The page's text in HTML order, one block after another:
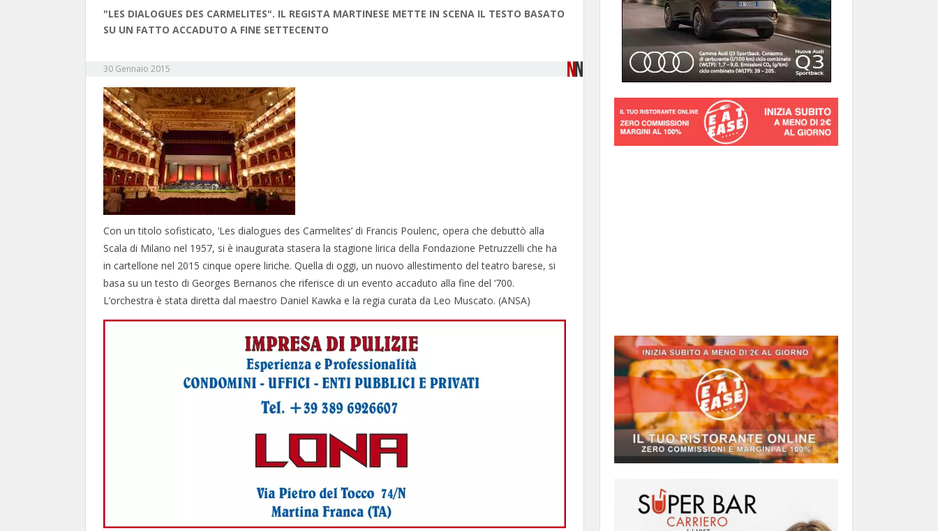
"LES DIALOGUES DES CARMELITES". IL REGISTA MARTINESE METTE IN SCENA IL TESTO BASATO
SU UN FATTO ACCADUTO A FINE SETTECENTO
30 Gennaio 2015
Con un titolo sofisticato, ‘Les dialogues des Carmelites’ di Francis Poulenc, opera che debuttò alla
Scala di Milano nel 1957, si è inaugurata stasera la stagione lirica della Fondazione Petruzzelli che ha
in cartellone nel 2015 cinque opere liriche. Quella di oggi, un nuovo allestimento del teatro barese, si
basa su un testo di Georges Bernanos che riferisce di un evento accaduto alla fine del ‘700.
L’orchestra è stata diretta dal maestro Daniel Kawka e la regia curata da Leo Muscato. (ANSA)